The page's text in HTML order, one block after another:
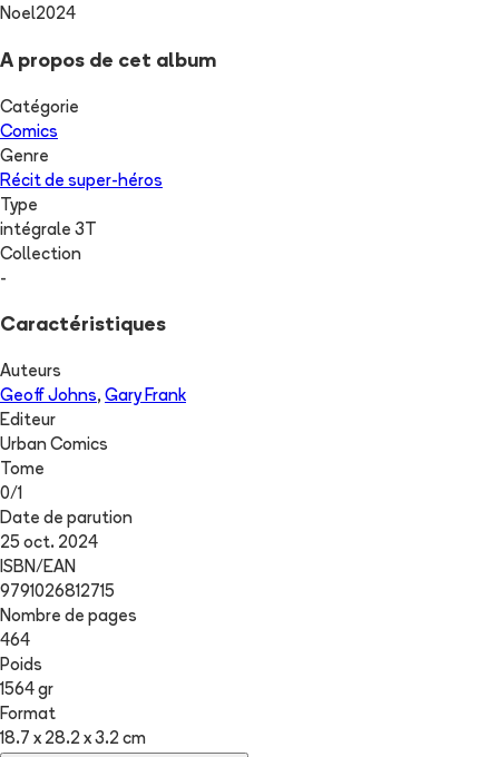
Noel2024
A propos de cet album
Catégorie
Comics
Genre
Récit de super-héros
Type
intégrale 3T
Collection
-
Caractéristiques
Auteurs
Geoff Johns, Gary Frank
Editeur
Urban Comics
Tome
0/1
Date de parution
25 oct. 2024
ISBN/EAN
9791026812715
Nombre de pages
464
Poids
1564 gr
Format
18.7 x 28.2 x 3.2 cm